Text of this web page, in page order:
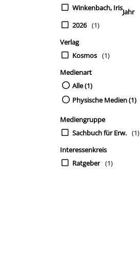
Winkenbach, IrisJahr
2026 (1)
Verlag
Kosmos (1)
Medienart
Alle (1)
Physische Medien (1)
Mediengruppe
Sachbuch für Erw. (1)
Interessenkreis
Ratgeber (1)